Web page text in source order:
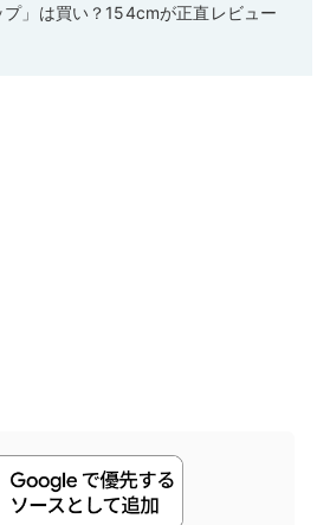
プ」は買い？154cmが正直レビュー